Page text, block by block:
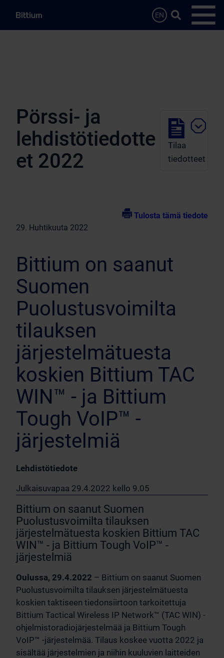
EN
Hae…
Avaa
Pörssi- ja
lehdistötiedotte
et 2022
Tilaa
tiedotteet
Tulosta tämä tiedote
29. Huhtikuuta 2022
Bittium on saanut
Suomen
Puolustusvoimilta
tilauksen
järjestelmätuesta
koskien Bittium TAC
WIN™ - ja Bittium
Tough VoIP™ -
järjestelmiä
Lehdistötiedote
Julkaisuvapaa 29.4.2022 kello 9.05
Bittium on saanut Suomen
Puolustusvoimilta tilauksen
järjestelmätuesta koskien Bittium TAC
WIN™ - ja Bittium Tough VoIP™ -
järjestelmiä
Oulussa, 29.4.2022 – Bittium on saanut Suomen
Puolustusvoimilta tilauksen järjestelmätuesta
koskien taktiseen tiedonsiirtoon tarkoitettuja
Bittium Tactical Wireless IP Network™ (TAC WIN) -
ohjelmistoradiojärjestelmää ja Bittium Tough
VoIP™ -järjestelmää. Tilaus koskee vuotta 2022 ja
sisältää järjestelmien ja niihin kuuluvien laitteiden